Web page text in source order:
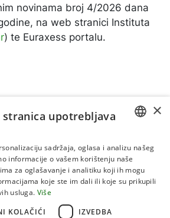
novinama broj 4/2026 dana
na web stranici Instituta
) te Euraxess portalu.
ENGLISH
×
upotrebljava
sadržaja, oglasa i analizu našeg
informacije o vašem korištenju naše
za oglašavanje i analitiku koji ih mogu
koje ste im dali ili koje su prikupili
usluga. Više
KOLAČIĆI
IZVEDBA